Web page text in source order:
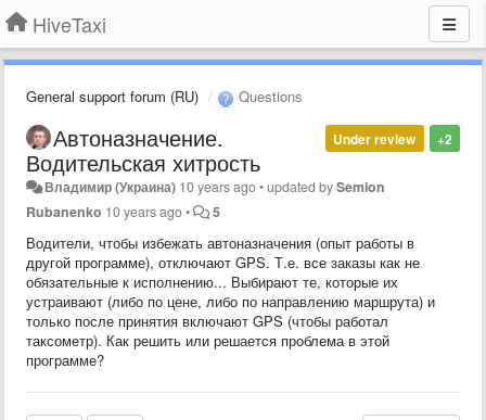
HiveTaxi
General support forum (RU) Questions
+2
Under review
Автоназначение.
Водительская хитрость
Владимир (Украина) 10 years ago•updated bySemion
Rubanenko 10 years ago• 5
Водители, чтобы избежать автоназначения (опыт работы в
другой программе), отключают GPS. Т.е. все заказы как не
обязательные к исполнению... Выбирают те, которые их
устраивают (либо по цене, либо по направлению маршрута) и
только после принятия включают GPS (чтобы работал
таксометр). Как решить или решается проблема в этой
программе?